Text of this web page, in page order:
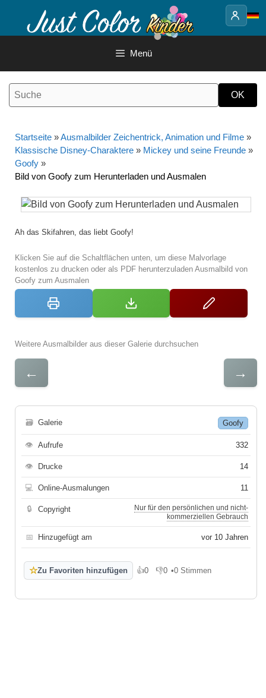
Inhalt
Menü
Startseite »Ausmalbilder Zeichentrick, Animation und Filme »
Klassische Disney-Charaktere » Mickey und seine Freunde »
Goofy »
Bild von Goofy zum Herunterladen und Ausmalen
Ah das Skifahren, das liebt Goofy!
Klicken Sie auf die Schaltflächen unten, um diese Malvorlage
kostenlos zu drucken oder als PDF herunterzuladen Ausmalbild von
Goofy zum Ausmalen
Weitere Ausmalbilder aus dieser Galerie durchsuchen
← →
🗃 Galerie Goofy
👁 Aufrufe 332
👁 Drucke 14
💻 Online-Ausmalungen 11
🔒 Copyright
Nur für den persönlichen und nicht-
kommerziellen Gebrauch
📅 Hinzugefügt am vor 10 Jahren
☆Zu Favoriten hinzufügen 👍0
Gefällt mir
👎0
Gefällt mir nicht
•0 Stimmen